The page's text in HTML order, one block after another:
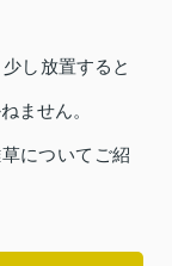
し放置すると
ません。
についてご紹